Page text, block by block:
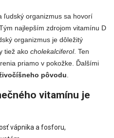
ľudský organizmus sa hovorí
najlepším zdrojom vitamínu D
organizmus je dôležitý
tiež ako cholekalciferol. Ten
priamo v pokožke. Ďalšími
pôvodu
vitamínu je
vápnika a fosforu,